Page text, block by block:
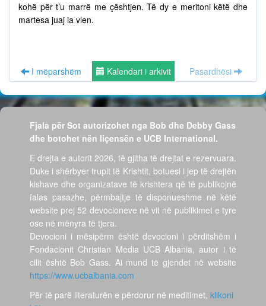
kohë për t’u marrë me çështjen. Të dy e meritoni këtë dhe
martesa juaj ia vlen.
I mëparshëm Kalendari i arkivit Pasardhësi
Fjala për Sot autorizohet nga Bob dhe Debby Gass
dhe botohet nën liçensën e UCB International.
E drejta e autorit 2026, të gjitha të drejtat e rezervuara.
Duke i shërbyer trupit të Krishtit, botuesi i jep të drejtën
kishave dhe organizatave të krishtera që të publikojnë
falas pasazhe, përmbajtje të disponueshme në këtë
website prej 52 devocioneve në vit në publikimet e tyre
ose në mënyra të tjera.
Devocioni i mësipërm është devocioni i përditshëm i
Fondacionit Christian Media UCB Albania, autor i të
cilit është Bob Gass. Ai mund të gjendet në website
https://www.ucbalbania.com
Për të parë literaturën e përdorur në meditimet, klikoni